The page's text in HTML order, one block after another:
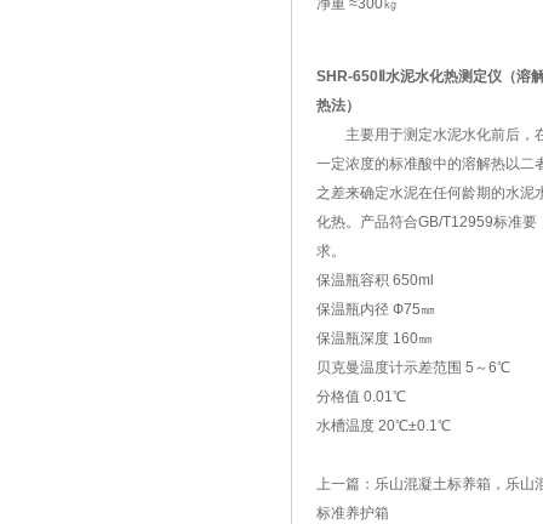
净重 ≈300㎏
SHR-650Ⅱ水泥水化热测定仪（溶
热法）
主要用于测定水泥水化前后，
一定浓度的标准酸中的溶解热以二
之差来确定水泥在任何龄期的水泥
化热。产品符合GB/T12959标准要
求。
保温瓶容积 650ml
保温瓶内径 Ф75㎜
保温瓶深度 160㎜
贝克曼温度计示差范围 5～6℃
分格值 0.01℃
水槽温度 20℃±0.1℃
上一篇： 乐山混凝土标养箱，乐山
标准养护箱